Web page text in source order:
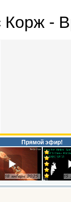
Корж -
Прямой эфир!